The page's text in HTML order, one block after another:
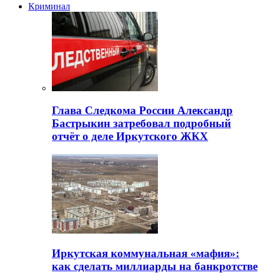
Криминал
Глава Следкома России Александр
Бастрыкин затребовал подробный
отчёт о деле Иркутского ЖКХ
Иркутская коммунальная «мафия»:
как сделать миллиарды на банкротстве